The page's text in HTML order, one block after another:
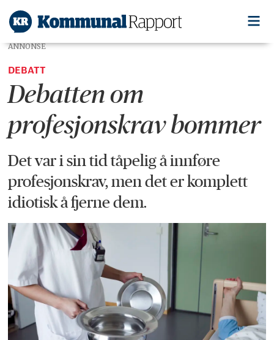
ANNONSE
DEBATT
Debatten om
profesjonskrav bommer
Det var i sin tid tåpelig å innføre
profesjonskrav, men det er komplett
idiotisk å fjerne dem.